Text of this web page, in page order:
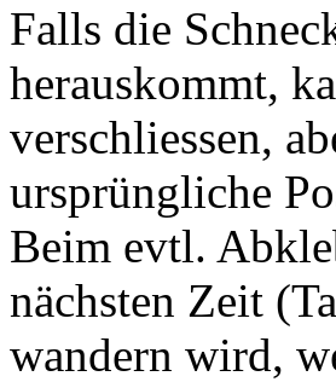
Falls die
herauskommt,
verschliessen,
ursprüngliche
Beim evtl.
nächsten Zeit
wandern wird,